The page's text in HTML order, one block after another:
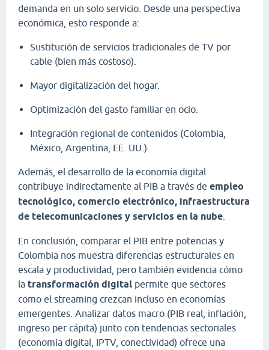
demanda en un solo servicio. Desde una perspectiva
económica, esto responde a:
Sustitución de servicios tradicionales de TV por
cable (bien más costoso).
Mayor digitalización del hogar.
Optimización del gasto familiar en ocio.
Integración regional de contenidos (Colombia,
México, Argentina, EE. UU.).
Además, el desarrollo de la economía digital
contribuye indirectamente al PIB a través de empleo
tecnológico, comercio electrónico, infraestructura
de telecomunicaciones y servicios en la nube
En conclusión, comparar el PIB entre potencias y
Colombia nos muestra diferencias estructurales en
escala y productividad, pero también evidencia cómo
la transformación digital permite que sectores
como el streaming crezcan incluso en economías
emergentes. Analizar datos macro (PIB real, inflación,
ingreso per cápita) junto con tendencias sectoriales
(economía digital, IPTV, conectividad) ofrece una